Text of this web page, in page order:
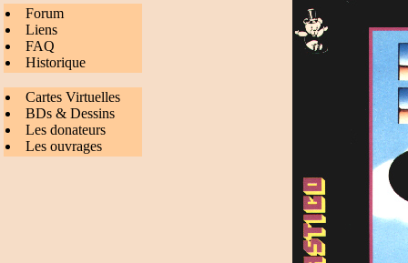
Forum
Liens
FAQ
Historique
Cartes Virtuelles
BDs & Dessins
Les donateurs
Les ouvrages